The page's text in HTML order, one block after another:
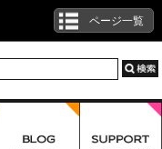
ページ一覧